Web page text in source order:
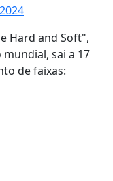
Hard and Soft",
sai a 17
de faixas: